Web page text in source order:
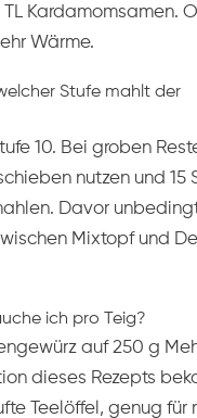
TL Kardamomsamen.
Wärme.
Stufe mahlt der
10. Bei groben
nutzen und 15
Davor
Mixtopf und
ich pro Teig?
auf 250 g
dieses Rezepts
Teelöffel, genug für